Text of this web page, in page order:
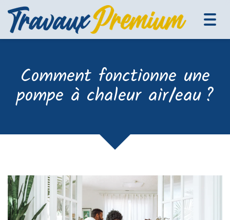
Comment fonctionne une
pompe à chaleur air/eau ?